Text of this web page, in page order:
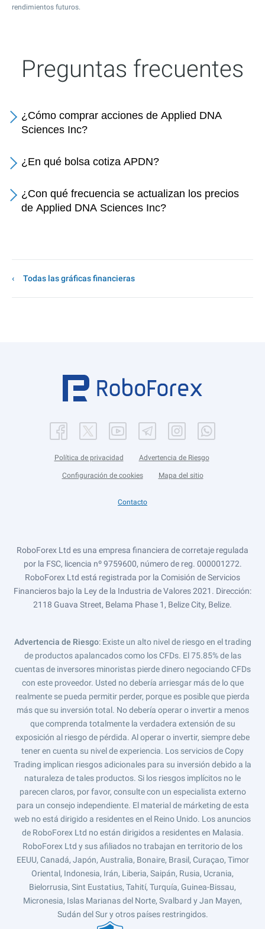
rendimientos futuros.
Preguntas frecuentes
¿Cómo comprar acciones de Applied DNA
Sciences Inc?
¿En qué bolsa cotiza APDN?
¿Con qué frecuencia se actualizan los precios
de Applied DNA Sciences Inc?
Todas las gráficas financieras
Política de privacidad Advertencia de Riesgo
Configuración de cookies Mapa del sitio
Contacto
RoboForex Ltd es una empresa financiera de corretaje regulada
por la FSC, licencia nº 9759600, número de reg. 000001272.
RoboForex Ltd está registrada por la Comisión de Servicios
Financieros bajo la Ley de la Industria de Valores 2021. Dirección:
2118 Guava Street, Belama Phase 1, Belize City, Belize.
Advertencia de Riesgo: Existe un alto nivel de riesgo en el trading
de productos apalancados como los CFDs. El 75.85% de las
cuentas de inversores minoristas pierde dinero negociando CFDs
con este proveedor. Usted no debería arriesgar más de lo que
realmente se pueda permitir perder, porque es posible que pierda
más que su inversión total. No debería operar o invertir a menos
que comprenda totalmente la verdadera extensión de su
exposición al riesgo de pérdida. Al operar o invertir, siempre debe
tener en cuenta su nivel de experiencia. Los servicios de Copy
Trading implican riesgos adicionales para su inversión debido a la
naturaleza de tales productos. Si los riesgos implícitos no le
parecen claros, por favor, consulte con un especialista externo
para un consejo independiente. El material de márketing de esta
web no está dirigido a residentes en el Reino Unido. Los anuncios
de RoboForex Ltd no están dirigidos a residentes en Malasia.
RoboForex Ltd y sus afiliados no trabajan en territorio de los
EEUU, Canadá, Japón, Australia, Bonaire, Brasil, Curaçao, Timor
Oriental, Indonesia, Irán, Liberia, Saipán, Rusia, Ucrania,
Bielorrusia, Sint Eustatius, Tahití, Turquía, Guinea-Bissau,
Micronesia, Islas Marianas del Norte, Svalbard y Jan Mayen,
Sudán del Sur y otros países restringidos.